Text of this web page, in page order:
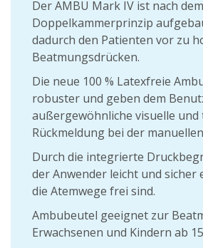
Der AMBU Mark IV ist nach dem
Doppelkammerprinzip
dadurch den Patienten vor zu
Beatmungsdrücken.
Die neue 100 % Latexfreie
robuster und geben dem
außergewöhnliche visuelle und
Rückmeldung bei der
Durch die integrierte
der Anwender leicht und sicher
die Atemwege frei sind.
Ambubeutel geeignet zur
Erwachsenen und Kindern ab